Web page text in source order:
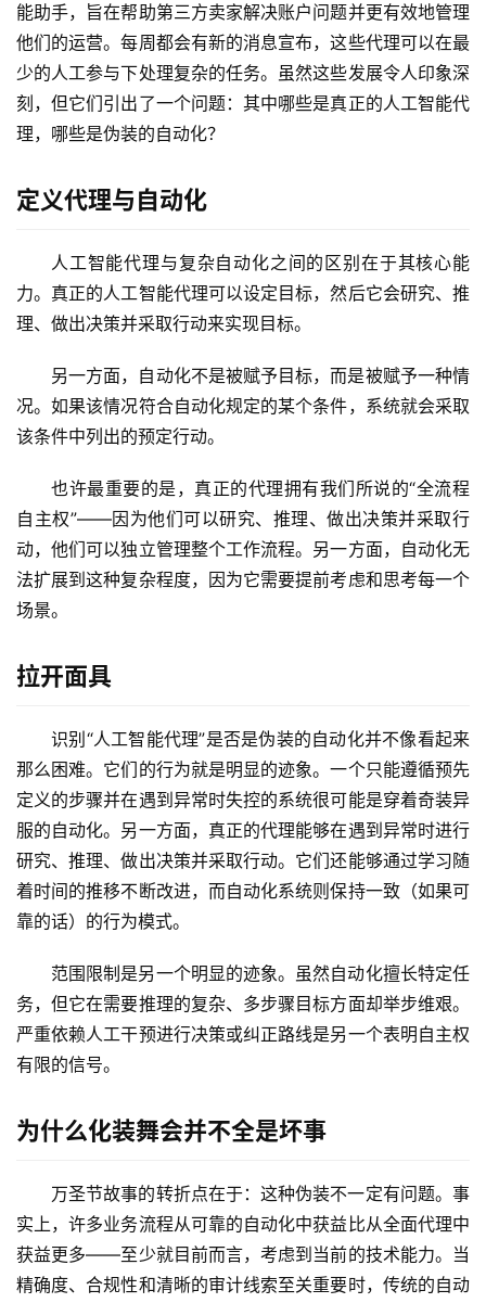
能助手，旨在帮助第三方卖家解决账户问题并更有效地管理
他们的运营。每周都会有新的消息宣布，这些代理可以在最
少的人工参与下处理复杂的任务。虽然这些发展令人印象深
刻，但它们引出了一个问题：其中哪些是真正的人工智能代
理，哪些是伪装的自动化？
定义代理与自动化
人工智能代理与复杂自动化之间的区别在于其核心能
力。真正的人工智能代理可以设定目标，然后它会研究、推
理、做出决策并采取行动来实现目标。
另一方面，自动化不是被赋予目标，而是被赋予一种情
况。如果该情况符合自动化规定的某个条件，系统就会采取
该条件中列出的预定行动。
也许最重要的是，真正的代理拥有我们所说的“全流程
自主权”——因为他们可以研究、推理、做出决策并采取行
动，他们可以独立管理整个工作流程。另一方面，自动化无
法扩展到这种复杂程度，因为它需要提前考虑和思考每一个
场景。
拉开面具
识别“人工智能代理”是否是伪装的自动化并不像看起来
那么困难。它们的行为就是明显的迹象。一个只能遵循预先
定义的步骤并在遇到异常时失控的系统很可能是穿着奇装异
服的自动化。另一方面，真正的代理能够在遇到异常时进行
研究、推理、做出决策并采取行动。它们还能够通过学习随
着时间的推移不断改进，而自动化系统则保持一致（如果可
靠的话）的行为模式。
范围限制是另一个明显的迹象。虽然自动化擅长特定任
务，但它在需要推理的复杂、多步骤目标方面却举步维艰。
严重依赖人工干预进行决策或纠正路线是另一个表明自主权
有限的信号。
为什么化装舞会并不全是坏事
万圣节故事的转折点在于：这种伪装不一定有问题。事
实上，许多业务流程从可靠的自动化中获益比从全面代理中
获益更多——至少就目前而言，考虑到当前的技术能力。当
精确度、合规性和清晰的审计线索至关重要时，传统的自动